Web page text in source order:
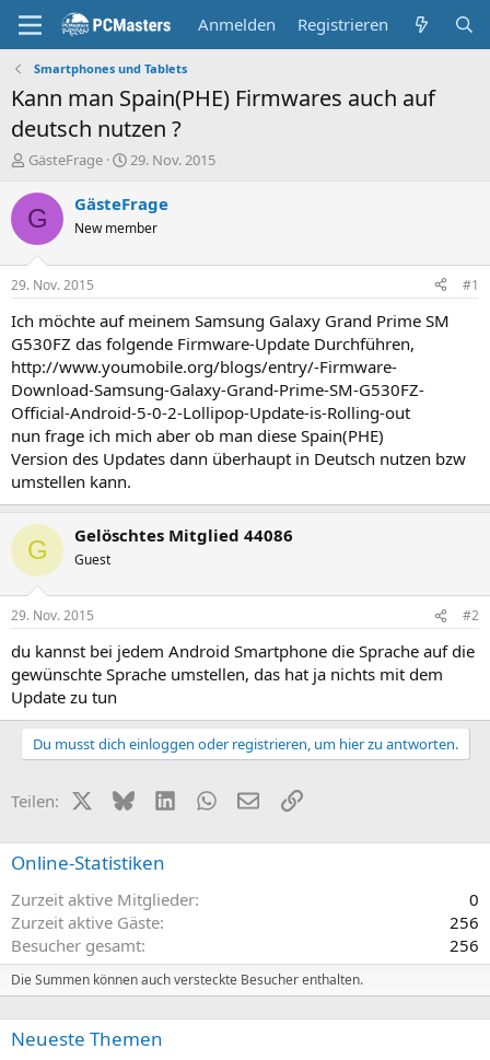
Anmelden Registrieren
Smartphones und Tablets
Kann man Spain(PHE) Firmwares auch auf
deutsch nutzen ?
E
s
t
e
r
GästeFrage
E
s
e
t
a
29. Nov. 2015
G GästeFrage
New member
29. Nov. 2015 #1
Ich möchte auf meinem Samsung Galaxy Grand Prime SM
G530FZ das folgende Firmware-Update Durchführen,
http://www.youmobile.org/blogs/entry/-Firmware-
Download-Samsung-Galaxy-Grand-Prime-SM-G530FZ-
Official-Android-5-0-2-Lollipop-Update-is-Rolling-out
nun frage ich mich aber ob man diese Spain(PHE)
Version des Updates dann überhaupt in Deutsch nutzen bzw
umstellen kann.
G Gelöschtes Mitglied 44086
Guest
29. Nov. 2015 #2
du kannst bei jedem Android Smartphone die Sprache auf die
gewünschte Sprache umstellen, das hat ja nichts mit dem
Update zu tun
Du musst dich einloggen oder registrieren, um hier zu antworten.
Teilen: X (Twitter)
BlueskyLinkedInWhatsApp
E-MailLink
Online-Statistiken
Zurzeit aktive Mitglieder
0
Zurzeit aktive Gäste
256
Besucher gesamt
256
Die Summen können auch versteckte Besucher enthalten.
Neueste Themen